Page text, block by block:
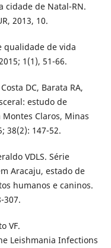
cidade de Natal-RN.
2013, 10.
qualidade de vida
1(1), 51-66.
DC, Barata RA,
estudo de
Claros, Minas
38(2): 147-52.
VDLS. Série
Aracaju, estado de
humanos e caninos.
307.
VF.
Leishmania Infections